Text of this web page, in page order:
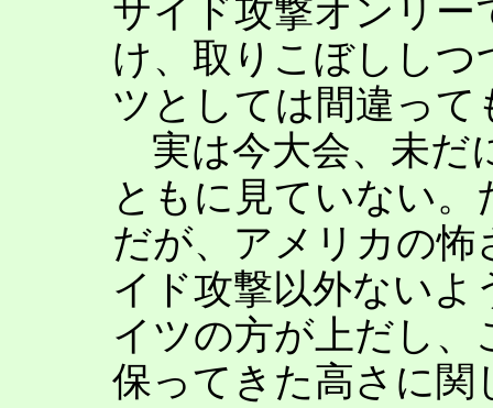
サイド攻撃オンリー
け、取りこぼしし
ツとしては間違っ
実は今大会、未だ
ともに見ていない
だが、アメリカの
イド攻撃以外ないよ
イツの方が上だし
保ってきた高さに関